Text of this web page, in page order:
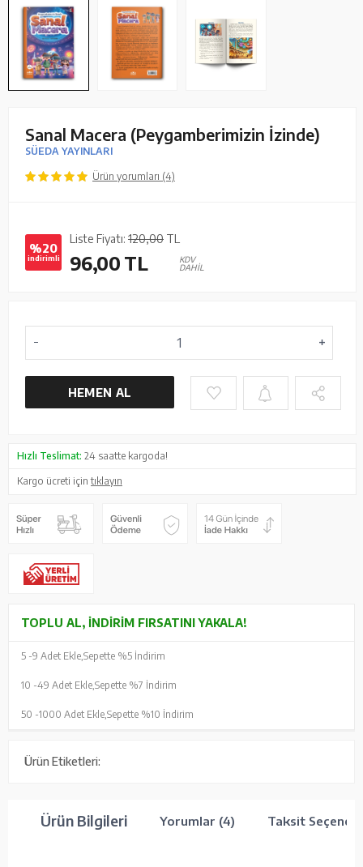
Sanal Macera (Peygamberimizin İzinde)
SÜEDA YAYINLARI
Ürün yorumları (4)
%20
indirimli
Liste Fiyatı: 120,00 TL
96,00TL
KDV
DAHİL
HEMEN AL
Hızlı Teslimat: 24 saatte kargoda!
Kargo ücreti içintıklayın
TOPLU AL, İNDIRIM FIRSATINI YAKALA!
5 -9 Adet Ekle, Sepette %5 İndirim
10 -49 Adet Ekle, Sepette %7 İndirim
50 -1000 Adet Ekle, Sepette %10 İndirim
Ürün Etiketleri:
Ürün Bilgileri Yorumlar (4) Taksit